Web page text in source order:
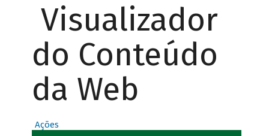
Visualizador
do Conteúdo
da Web
Ações